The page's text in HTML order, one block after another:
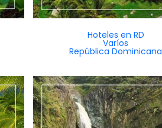
Hoteles en RD
Varíos
República Dominicana